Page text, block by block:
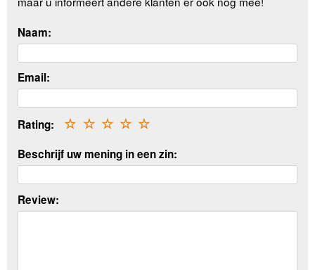
Naam:
Email:
Rating: ☆
☆
☆
☆
☆
Beschrijf uw mening in een zin:
Review: